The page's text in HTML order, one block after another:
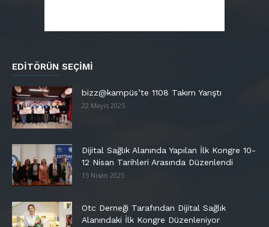
EDITÖRÜN SEÇIMI
bizz@kampüs’te 1108 Takım Yarıştı
22 Mayıs 2025
Dijital Sağlık Alanında Yapılan İlk Kongre 10-
12 Nisan Tarihleri Arasında Düzenlendi
15 Nisan 2025
Otc Derneği Tarafından Dijital Sağlık
Alanındaki İlk Kongre Düzenleniyor